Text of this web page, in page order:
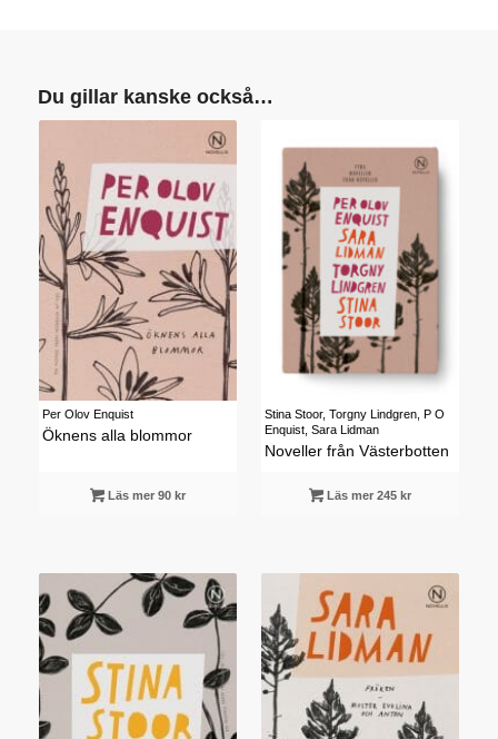
Du gillar kanske också…
Per Olov Enquist
Öknens alla blommor
Läs mer 90 kr
Stina Stoor, Torgny Lindgren, P O
Enquist, Sara Lidman
Noveller från Västerbotten
Läs mer 245 kr